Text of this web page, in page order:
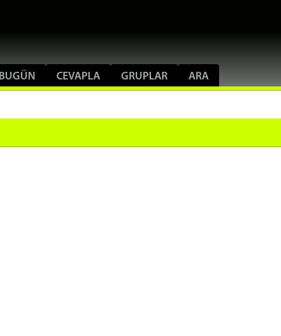
BUGÜN CEVAPLA GRUPLAR ARA